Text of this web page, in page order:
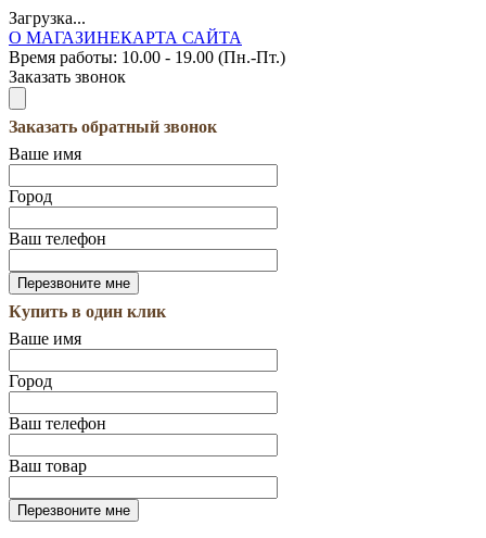
Загрузка...
О МАГАЗИНЕКАРТА САЙТА
Время работы: 10.00 - 19.00 (Пн.-Пт.)
Заказать звонок
Заказать обратный звонок
Ваше имя
Город
Ваш телефон
Купить в один клик
Ваше имя
Город
Ваш телефон
Ваш товар